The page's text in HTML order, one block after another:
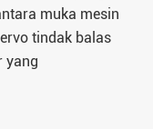
muka mesin
tindak balas
yang